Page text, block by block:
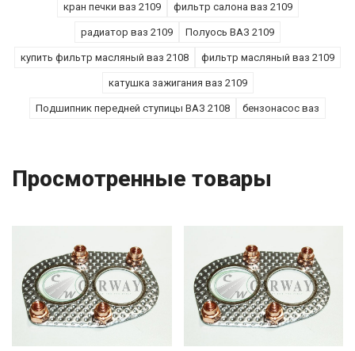
кран печки ваз 2109 фильтр салона ваз 2109
радиатор ваз 2109 Полуось ВАЗ 2109
купить фильтр масляный ваз 2108 фильтр масляный ваз 2109
катушка зажигания ваз 2109
Подшипник передней ступицы ВАЗ 2108 бензонасос ваз
Просмотренные товары